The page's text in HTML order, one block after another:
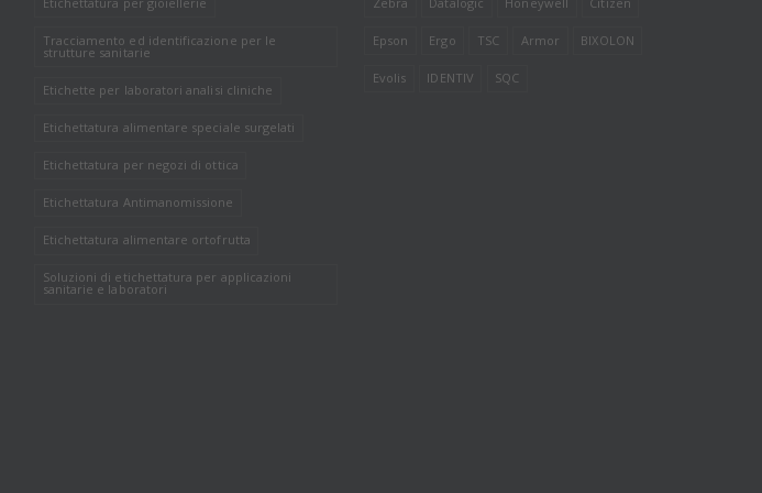
Tracciamento ed identificazione per le
strutture sanitarie
Etichette per laboratori analisi cliniche
Etichettatura alimentare speciale surgelati
Etichettatura per negozi di ottica
Etichettatura Antimanomissione
Etichettatura alimentare ortofrutta
Soluzioni di etichettatura per applicazioni
sanitarie e laboratori
Epson Ergo TSC Armor BIXOLON
Evolis IDENTIV SQC